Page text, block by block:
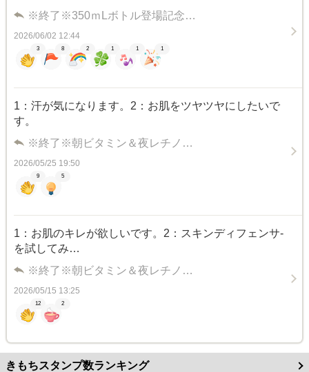
※終了※350ｍLボトル登場記念…
2026/06/02 12:44
3 8 2 1 1 1
1：汗が気になります。2：お肌をツヤツヤにしたいで
す。
※終了※朝ビタミン＆夜レチノ…
2026/05/25 19:50
9 5
1：お肌のキレが欲しいです。2：スキンディフェンサ-
を試してみ…
※終了※朝ビタミン＆夜レチノ…
2026/05/15 13:25
12 2
きもちスタンプ数ランキング